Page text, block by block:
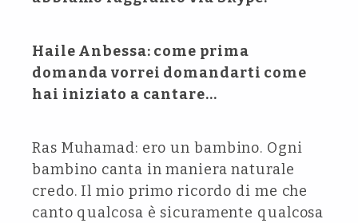
Haile Anbessa: come prima
domanda vorrei domandarti come
hai iniziato a cantare…
Ras Muhamad: ero un bambino. Ogni
bambino canta in maniera naturale
credo. Il mio primo ricordo di me che
canto qualcosa è sicuramente qualcosa